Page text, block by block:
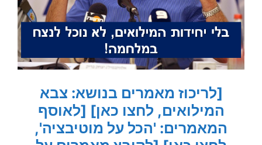
[לריכוז מאמרים בנושא: צבא
המילואים, לחצו כאן] [לאוסף
המאמרים: 'הכל על מוטיבציה',